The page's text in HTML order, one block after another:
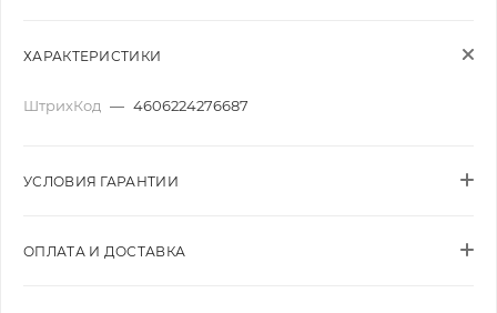
ХАРАКТЕРИСТИКИ
ШтрихКод — 4606224276687
УСЛОВИЯ ГАРАНТИИ
ОПЛАТА И ДОСТАВКА